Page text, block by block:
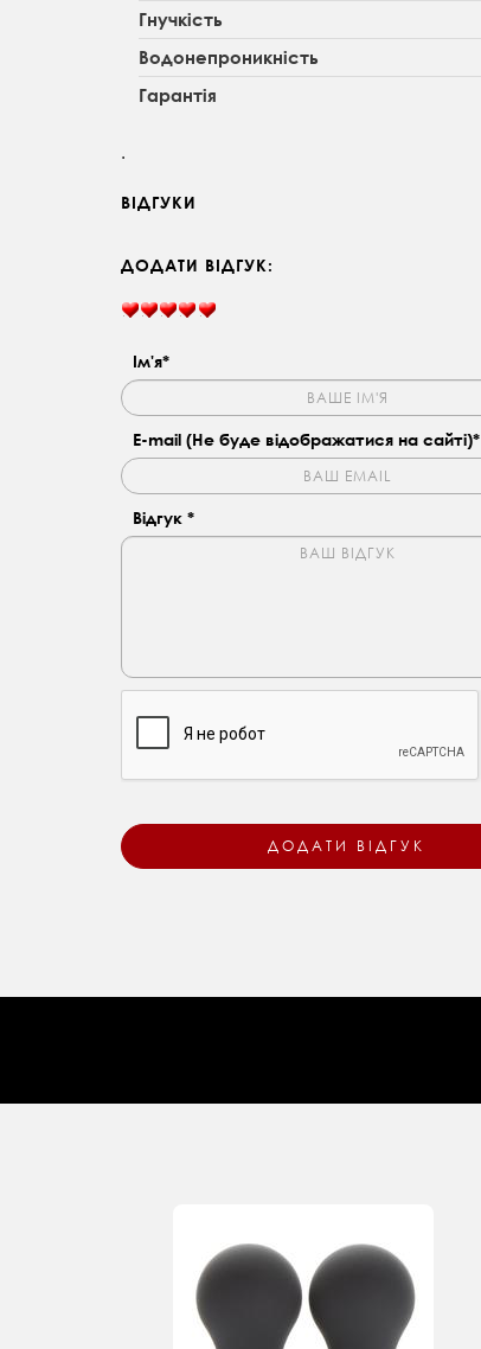
Гнучкість
Водонепроникність
Гарантія
.
ВІДГУКИ
ДОДАТИ ВІДГУК:
Ім'я*
E-mail (Не буде відображатися на сайті)*
Відгук *